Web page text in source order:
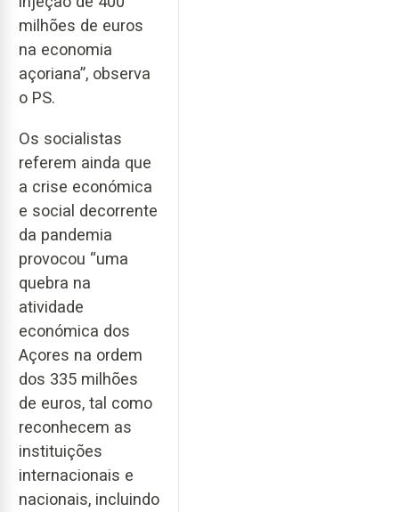
milhões de euros
na economia
açoriana”, observa
o PS.
Os socialistas
referem ainda que
a crise económica
e social decorrente
da pandemia
provocou “uma
quebra na
atividade
económica dos
Açores na ordem
dos 335 milhões
de euros, tal como
reconhecem as
instituições
internacionais e
nacionais, incluindo